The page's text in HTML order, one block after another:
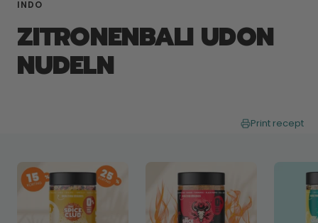
INDO
ZITRONENBALI UDON
NUDELN
Print recept